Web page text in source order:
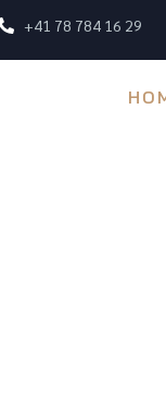
+41 78 784 16 29